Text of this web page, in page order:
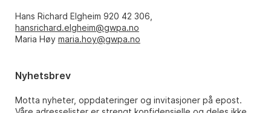
Hans Richard Elgheim 920 42 306,
hansrichard.elgheim@gwpa.no
Maria Høy maria.hoy@gwpa.no
Nyhetsbrev
Motta nyheter, oppdateringer og invitasjoner på epost.